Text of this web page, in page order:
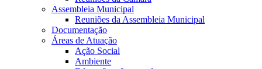
Assembleia Municipal
Reuniões da Assembleia Municipal
Documentação
Áreas de Atuação
Ação Social
Ambiente